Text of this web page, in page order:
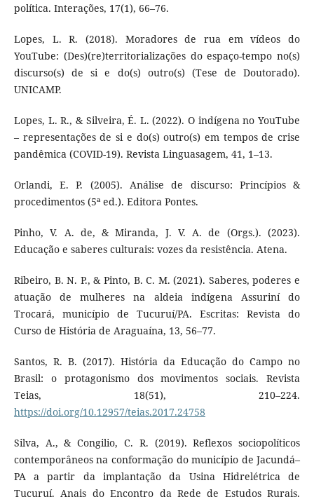
política. Interações, 17(1), 66–76.
Lopes, L. R. (2018). Moradores de rua em vídeos do
YouTube: (Des)(re)territorializações do espaço-tempo no(s)
discurso(s) de si e do(s) outro(s) (Tese de Doutorado).
UNICAMP.
Lopes, L. R., & Silveira, É. L. (2022). O indígena no YouTube
– representações de si e do(s) outro(s) em tempos de crise
pandêmica (COVID-19). Revista Linguasagem, 41, 1–13.
Orlandi, E. P. (2005). Análise de discurso: Princípios &
procedimentos (5ª ed.). Editora Pontes.
Pinho, V. A. de, & Miranda, J. V. A. de (Orgs.). (2023).
Educação e saberes culturais: vozes da resistência. Atena.
Ribeiro, B. N. P., & Pinto, B. C. M. (2021). Saberes, poderes e
atuação de mulheres na aldeia indígena Assuriní do
Trocará, município de Tucuruí/PA. Escritas: Revista do
Curso de História de Araguaína, 13, 56–77.
Santos, R. B. (2017). História da Educação do Campo no
Brasil: o protagonismo dos movimentos sociais. Revista
Teias, 18(51), 210–224.
https://doi.org/10.12957/teias.2017.24758
Silva, A., & Congilio, C. R. (2019). Reflexos sociopolíticos
contemporâneos na conformação do município de Jacundá–
PA a partir da implantação da Usina Hidrelétrica de
Tucuruí. Anais do Encontro da Rede de Estudos Rurais.